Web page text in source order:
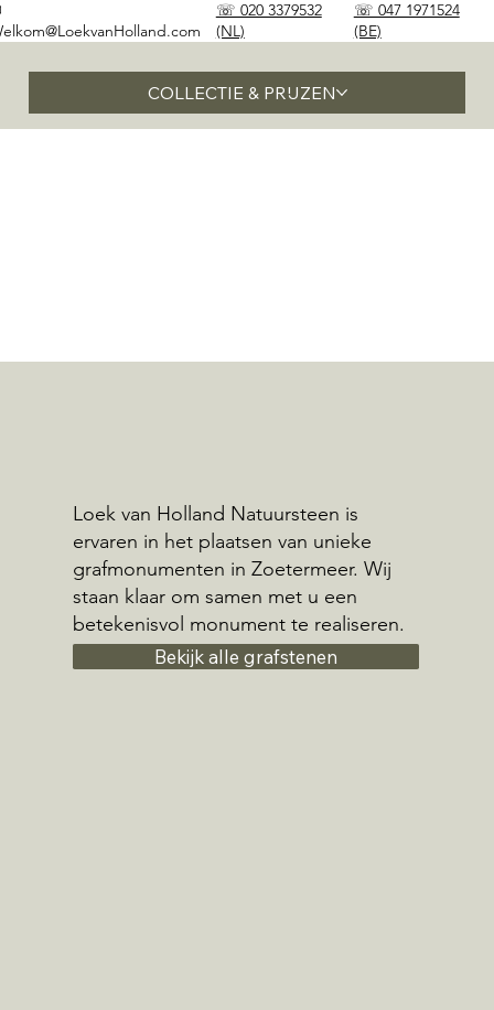
COLLECTIE & PRIJZEN
☏ 020 3379532
(NL)
☏ 047 1971524
(BE)
Loek van Holland Natuursteen is
ervaren in het plaatsen van unieke
grafmonumenten in Zoetermeer. Wij
staan klaar om samen met u een
betekenisvol monument te realiseren.
Bekijk alle grafstenen